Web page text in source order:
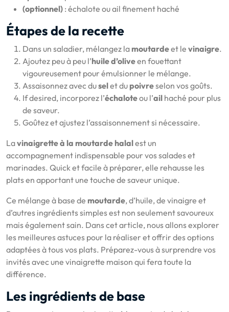
(optionnel) : échalote ou ail finement haché
Étapes de la recette
Dans un saladier, mélangez la moutardeet le vinaigre.
Ajoutez peu à peu l’huile d’oliveen fouettant
vigoureusement pour émulsionner le mélange.
Assaisonnez avec duselet du poivreselon vos goûts.
If desired, incorporez l’échaloteou l’ail haché pour plus
de saveur.
Goûtez et ajustez l’assaisonnement si nécessaire.
Lavinaigrette à la moutarde halalest un
accompagnement indispensable pour vos salades et
marinades. Quick et facile à préparer, elle rehausse les
plats en apportant une touche de saveur unique.
Ce mélange à base de moutarde, d’huile, de vinaigre et
d’autres ingrédients simples est non seulement savoureux
mais également sain. Dans cet article, nous allons explorer
les meilleures astuces pour la réaliser et offrir des options
adaptées à tous vos plats. Préparez-vous à surprendre vos
invités avec une vinaigrette maison qui fera toute la
différence.
Les ingrédients de base